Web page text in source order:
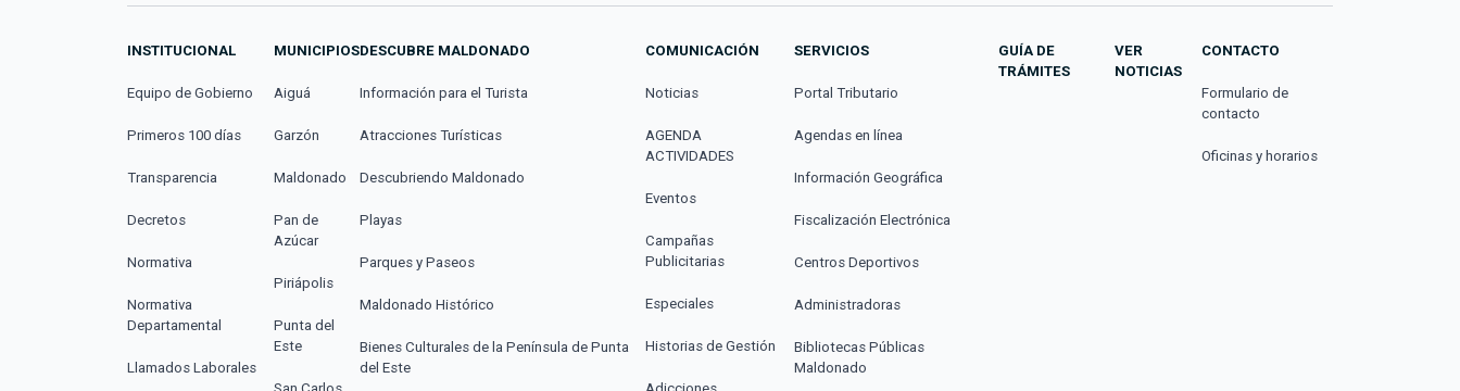
INSTITUCIONAL
Equipo de Gobierno
Primeros 100 días
Transparencia
Decretos
Normativa
Normativa
Departamental
Llamados Laborales
MUNICIPIOS
Aiguá
Garzón
Maldonado
Pan de
Azúcar
Piriápolis
Punta del
Este
DESCUBRE MALDONADO
Información para el Turista
Atracciones Turísticas
Descubriendo Maldonado
Playas
Parques y Paseos
Maldonado Histórico
Bienes Culturales de la Península de Punta
del Este
COMUNICACIÓN
Noticias
AGENDA
ACTIVIDADES
Eventos
Campañas
Publicitarias
Especiales
Historias de Gestión
SERVICIOS
Portal Tributario
Agendas en línea
Información Geográfica
Fiscalización Electrónica
Centros Deportivos
Administradoras
Bibliotecas Públicas
Maldonado
GUÍA DE
TRÁMITES
VER
NOTICIAS
CONTACTO
Formulario de
contacto
Oficinas y horarios